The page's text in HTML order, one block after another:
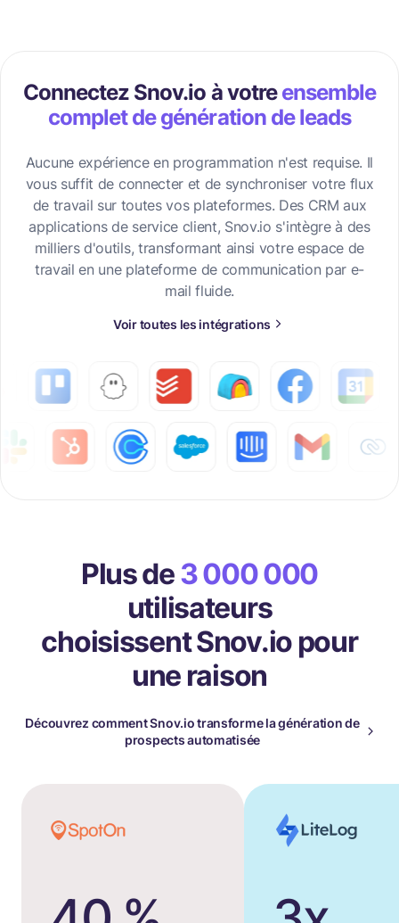
Connectez Snov.io à votreensemble
complet de génération de leads
Aucune expérience en programmation n'est requise. Il
vous suffit de connecter et de synchroniser votre flux
de travail sur toutes vos plateformes. Des CRM aux
applications de service client, Snov.io s'intègre à des
milliers d'outils, transformant ainsi votre espace de
travail en une plateforme de communication par e-
mail fluide.
Voir toutes les intégrations
Plus de3 000 000
utilisateurs
choisissent Snov.io pour
une raison
Découvrez comment Snov.io transforme la génération de
prospects automatisée